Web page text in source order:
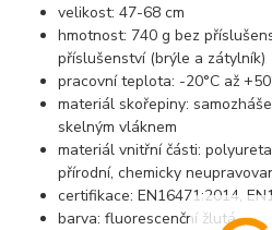
velikost: 47-68 cm
hmotnost: 740 g bez
příslušenství (brýle a zátylník)
pracovní teplota: -20°C až
materiál skořepiny:
skelným vláknem
materiál vnitřní části:
přírodní, chemicky
certifikace: EN16471:2014,
barva: fluorescenční žlutá